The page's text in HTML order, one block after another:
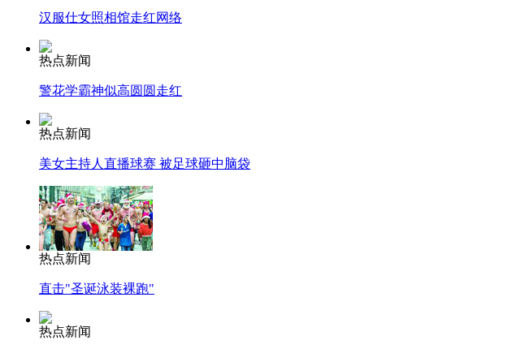
走！跟着总书记去植树
消防员救轻生者 花炮节热闹非凡
纽约上演“枕头大战”
司机酒驾遇交警 急速倒车逃窜
汉服仕女照相馆走红网络
热点新闻
警花学霸神似高圆圆走红
热点新闻
美女主持人直播球赛 被足球砸中脑袋
热点新闻
直击"圣诞泳装裸跑"
热点新闻